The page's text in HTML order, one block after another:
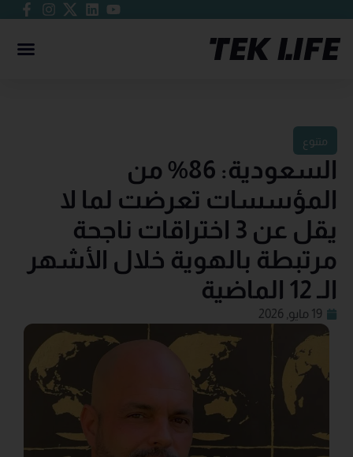
متنوع
السعودية: 86% من
المؤسسات تعرضت لما لا
يقل عن 3 اختراقات ناجحة
مرتبطة بالهوية خلال الأشهر
الـ 12 الماضية
19 مايو, 2026